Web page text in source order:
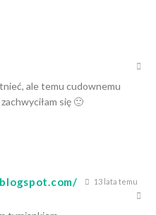
ale temu cudownemu
się 🙂
13 lata temu